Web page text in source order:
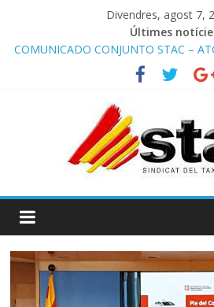
Divendres, agost 7,
Últimes
COMUNICADO CONJUNTO STAC –
Comunicado STAC/ ATC de la reunión
‘Esquadra del aeropuerto de Barcelona.
Programa de Radio TAXI LIBRE
STAC/ATC SOLICITAN TAULA
OPERATIVA DE ENTRADA EN EL
Programa de Radio TAXI LIBRE